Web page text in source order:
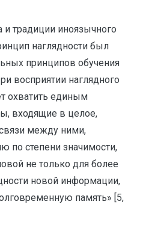
и традиции иноязычного
наглядности был
принципов обучения
восприятии наглядного
охватить единым
входящие в целое,
между ними,
по степени значимости,
не только для более
новой информации,
память» [5,